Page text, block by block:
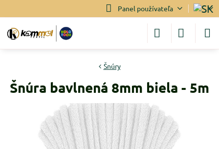
Panel používateľa
Šnúry
Šnúra bavlnená 8mm biela - 5m